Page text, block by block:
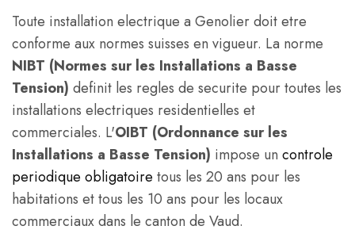
Toute installation electrique a Genolier doit etre
conforme aux normes suisses en vigueur. La norme
NIBT (Normes sur les Installations a Basse
Tension) definit les regles de securite pour toutes les
installations electriques residentielles et
commerciales. L'OIBT (Ordonnance sur les
Installations a Basse Tension) impose un controle
periodique obligatoire tous les 20 ans pour les
habitations et tous les 10 ans pour les locaux
commerciaux dans le canton de Vaud.